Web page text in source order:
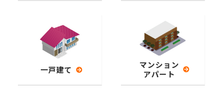
一戸建て
マンション
アパート